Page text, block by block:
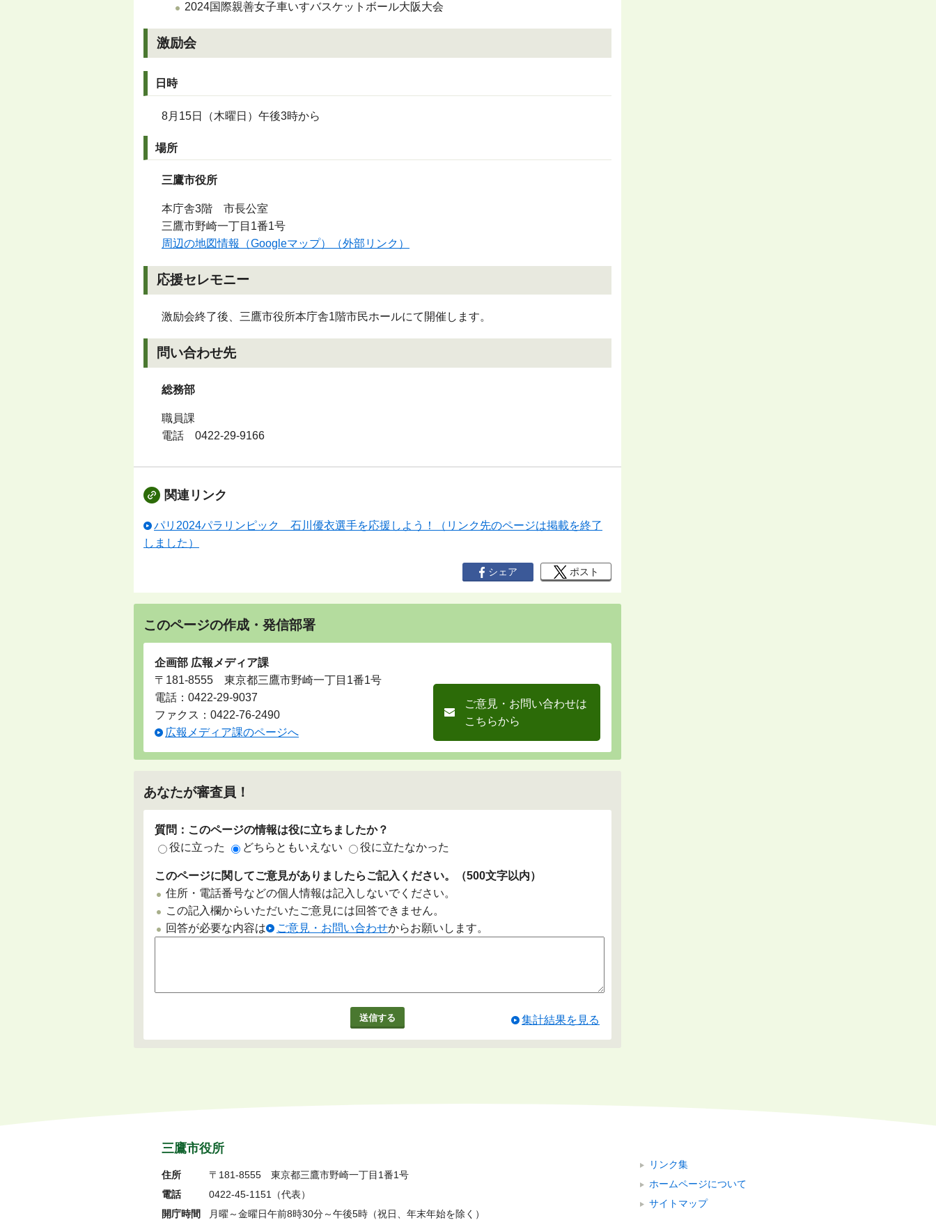
2024国際親善女子車いすバスケットボール大阪大会
激励会
日時
8月15日（木曜日）午後3時から
場所
三鷹市役所
本庁舎3階 市長公室
三鷹市野崎一丁目1番1号
周辺の地図情報（Googleマップ）（外部リンク）
応援セレモニー
激励会終了後、三鷹市役所本庁舎1階市民ホールにて開催します。
問い合わせ先
総務部
職員課
電話 0422-29-9166
関連リンク
パリ2024パラリンピック 石川優衣選手を応援しよう！（リンク先のページは掲載を終了
しました）
シェア ポスト
このページの作成・発信部署
企画部 広報メディア課
〒181-8555 東京都三鷹市野崎一丁目1番1号
電話： 0422-29-9037
ファクス：0422-76-2490
広報メディア課のページへ
ご意見・お問い合わせは
こちらから
あなたが審査員！
質問：このページの情報は役に立ちましたか？
役に立った
どちらともいえない 役に立たなかった
このページに関してご意見がありましたらご記入ください。（500文字以内）
住所・電話番号などの個人情報は記入しないでください。
この記入欄からいただいたご意見には回答できません。
回答が必要な内容は
ご意見・お問い合わせからお願いします。
集計結果を見る
リンク集
ホームページについて
サイトマップ
三鷹市役所
住所 〒181-8555 東京都三鷹市野崎一丁目1番1号
電話
0422-45-1151 （代表）
開庁時間
月曜～金曜日午前8時30分～午後5時（祝日、年末年始を除く）